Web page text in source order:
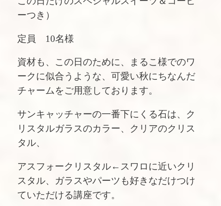
ーつき）
定員 10名様
資材も、この日のために、まるこ様でのワ
ークに似合うような、可愛い秋にちなんだ
チャームをご用意しております。
サンキャッチャーの一番下にくる石は、ク
リスタルガラスのカラー、クリアのクリス
タル、
アスフォークリスタル←スワロに近いクリ
スタル、ガラスやパーツも好きなだけつけ
ていただける講座です。